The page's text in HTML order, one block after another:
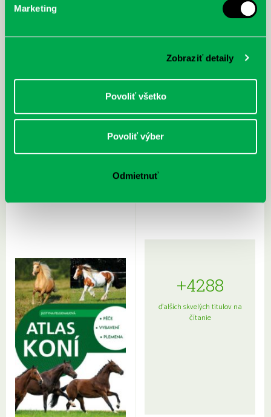
Marketing
Zobraziť detaily
Povoliť všetko
Povoliť výber
Odmietnuť
Sprievodca po hviezdnej oblohe
kompletný sprievodca
+4288
ďalších skvelých titulov na
čítanie